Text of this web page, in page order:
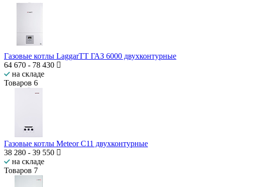
Газовые котлы LaggarTT ГАЗ 6000 двухконтурные
64 670 - 78 430
на складе
Товаров 6
Газовые котлы Meteor C11 двухконтурные
38 280 - 39 550
на складе
Товаров 7